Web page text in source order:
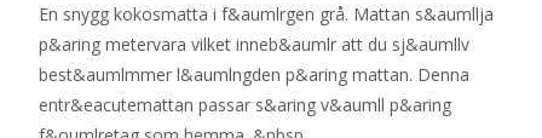
En snygg kokosmatta i f&aumlrgen grå. Mattan s&aumllja
p&aring metervara vilket inneb&aumlr att du sj&aumllv
best&aumlmmer l&aumlngden p&aring mattan. Denna
entr&eacutemattan passar s&aring v&aumll p&aring